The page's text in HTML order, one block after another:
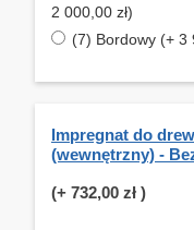
2 000,00 zł)
(7) Bordowy (+ 3
Impregnat do
(wewnętrzny) -
(+ 732,00 zł )